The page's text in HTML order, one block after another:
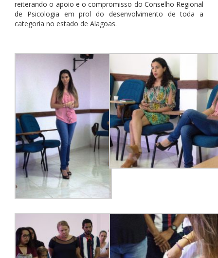
reiterando o apoio e o compromisso do Conselho Regional
de Psicologia em prol do desenvolvimento de toda a
categoria no estado de Alagoas.